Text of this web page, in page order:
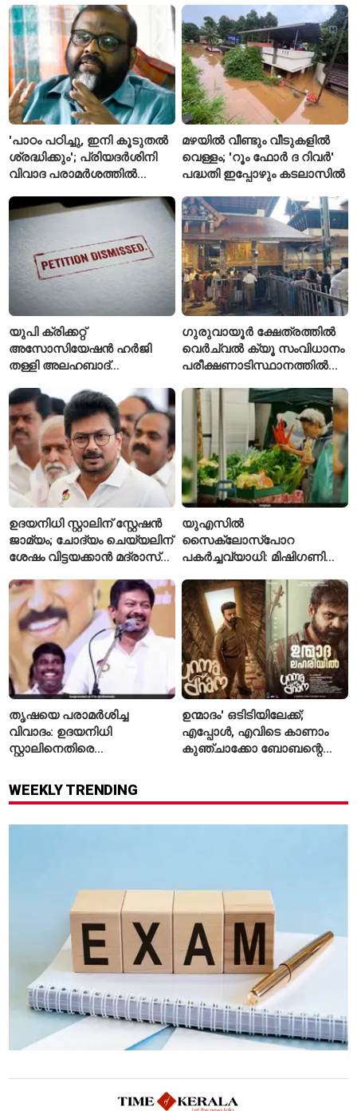
കർഷകർ
'പാഠം പഠിച്ചു, ഇനി കൂടുതൽ
ശ്രദ്ധിക്കും'; പ്രിയദർശിനി
വിവാദ പരാമർശത്തിൽ
സി.പി. ജോൺ
മഴയിൽ വീണ്ടും വീടുകളിൽ
വെള്ളം; 'റൂം ഫോർ ദ റിവർ'
പദ്ധതി ഇപ്പോഴും കടലാസിൽ
യുപി ക്രിക്കറ്റ്
അസോസിയേഷൻ ഹർജി
തള്ളി അലഹബാദ്
ഗുരുവായൂർ ക്ഷേത്രത്തിൽ
വെർച്വൽ ക്യൂ സംവിധാനം
പരീക്ഷണാടിസ്ഥാനത്തിൽ
ഉദയനിധി സ്റ്റാലിന് സ്റ്റേഷൻ
ജാമ്യം; ചോദ്യം ചെയ്യലിന്
ശേഷം വിട്ടയക്കാൻ മദ്രാസ്
യുഎസിൽ
സൈക്ലോസ്പോറ
പകർച്ചവ്യാധി: മിഷിഗണിൽ
സ്ഥിരീകരിച്ചു
തൃഷയെ പരാമർശിച്ച
വിവാദം: ഉദയനിധി
സ്റ്റാലിനെതിരെ
എന്തെല്ലാം കുറ്റങ്ങൾ?
ഉന്മാദം' ഒടിടിയിലേക്ക്;
എപ്പോൾ, എവിടെ കാണാം
കുഞ്ചാക്കോ ബോബന്റെ
WEEKLY TRENDING